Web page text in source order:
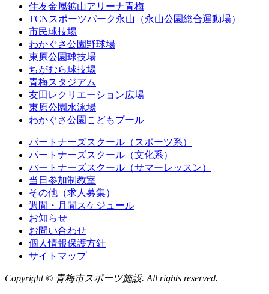
住友金属鉱山アリーナ青梅
TCNスポーツパーク永山（永山公園総合運動場）
市民球技場
わかぐさ公園野球場
東原公園球技場
ちがむら球技場
青梅スタジアム
友田レクリエーション広場
東原公園水泳場
わかぐさ公園こどもプール
パートナーズスクール（スポーツ系）
パートナーズスクール（文化系）
パートナーズスクール（サマーレッスン）
当日参加制教室
その他（求人募集）
週間・月間スケジュール
お知らせ
お問い合わせ
個人情報保護方針
サイトマップ
Copyright © 青梅市スポーツ施設. All rights reserved.